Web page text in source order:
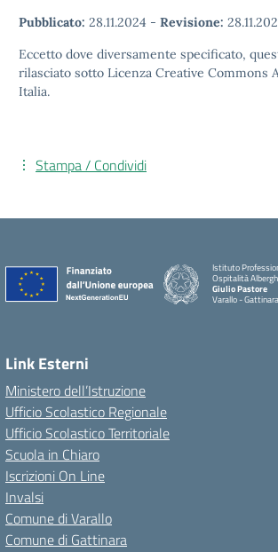
Pubblicato: 28.11.2024 - Revisione:
Eccetto dove diversamente specificato,
rilasciato sotto Licenza Creative Commons
Italia.
Stampa / Condividi
Istituto
Ospitalità
Giulio Pastore
Varallo - Gattinara
Link Esterni
Ministero dell’Istruzione
Ufficio Scolastico Regionale
Ufficio Scolastico Territoriale
Scuola in Chiaro
Iscrizioni On Line
Invalsi
Comune di Varallo
Comune di Gattinara